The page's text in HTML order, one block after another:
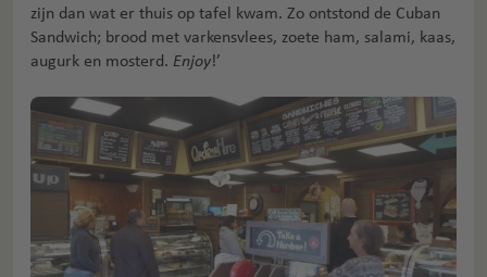
zijn dan wat er thuis op tafel kwam. Zo ontstond de Cuban
Sandwich; brood met varkensvlees, zoete ham, salami, kaas,
augurk en mosterd. Enjoy!’